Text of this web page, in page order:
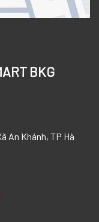
BKG
An Khánh, TP Hà